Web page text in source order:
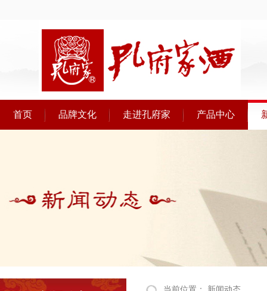
首页 品牌文化 走进孔府家 产品中心